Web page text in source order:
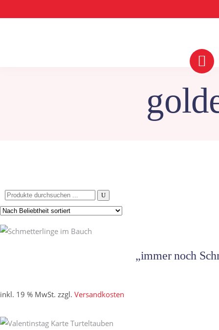
Search
for:
„immer noch
inkl. 19 % MwSt. zzgl. Versandkosten